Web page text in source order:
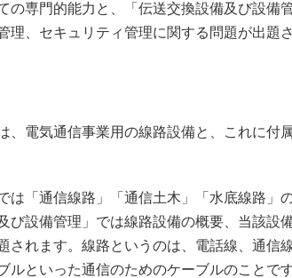
の専門的能力と、「伝送交換設備及び設備
理、セキュリティ管理に関する問題が出題さ
、電気通信事業用の線路設備と、これに付
は「通信線路」「通信土木」「水底線路」
び設備管理」では線路設備の概要、当該設
されます。線路というのは、電話線、通信
ルといった通信のためのケーブルのことです